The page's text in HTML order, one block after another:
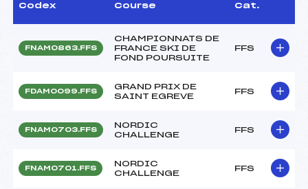
Codex Course Cat.
FNAM0863.FFS
CHAMPIONNATS DE
FRANCE SKI DE
FOND POURSUITE
FFS
FDAM0099.FFS
GRAND PRIX DE
SAINT EGREVE
FFS
FNAM0703.FFS
NORDIC
CHALLENGE
FFS
FNAM0701.FFS
NORDIC
CHALLENGE
FFS